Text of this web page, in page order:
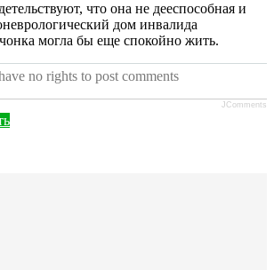
что она не дееспособная и
дом инвалида
могла бы еще спокойно жить.
no rights to post comments
JComments